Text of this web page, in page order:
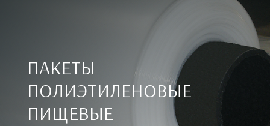
ПАКЕТЫ
ПОЛИЭТИЛЕНОВЫЕ
ПИЩЕВЫЕ